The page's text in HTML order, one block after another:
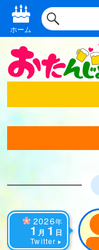
ホーム
2026年
1 月 1 日
Twitter